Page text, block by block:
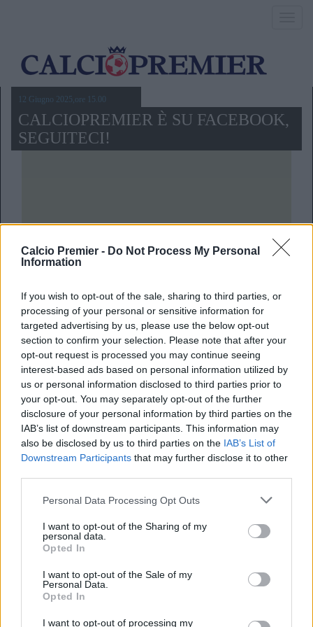
Calcio Premier - Do Not Process My Personal
Information
If you wish to opt-out of the sale, sharing to third parties, or
processing of your personal or sensitive information for
targeted advertising by us, please use the below opt-out
section to confirm your selection. Please note that after your
opt-out request is processed you may continue seeing
interest-based ads based on personal information utilized by
us or personal information disclosed to third parties prior to
your opt-out. You may separately opt-out of the further
disclosure of your personal information by third parties on the
IAB’s list of downstream participants. This information may
also be disclosed by us to third parties on the IAB’s List of
Downstream Participants that may further disclose it to other
Personal Data Processing Opt Outs
I want to opt-out of the Sharing of my
personal data.
Opted In
I want to opt-out of the Sale of my
Personal Data.
Opted In
I want to opt-out of processing my
12 Giugno 2025,ore 15.00
CALCIOPREMIER È SU FACEBOOK,
SEGUITECI!
Cercate su Facebook la pagina ufficiale diCalciopremier
cliccate qui)e premete su “Mi Piace”. Troverete tutte le
network. Un modo moderno per essere in contatto
ovunque (anche sul vostro smartphone) con il vostro sito di
riferimento sulla Premier League
Ex Premier - Mohamed Salah riparte dalla Turchia:
ingaggio record e tifosi in delirio